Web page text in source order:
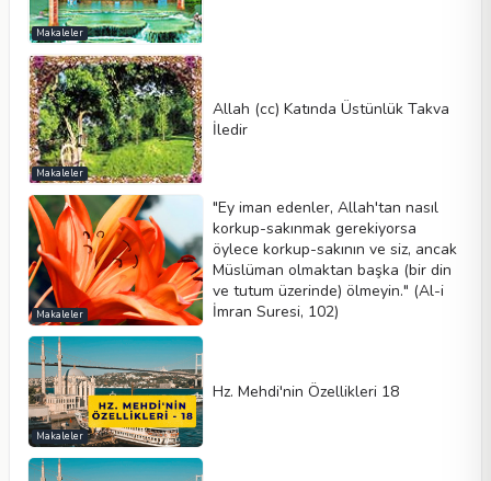
Makaleler
Makaleler
Allah (cc) Katında Üstünlük Takva
İledir
Makaleler
"Ey iman edenler, Allah'tan nasıl
korkup-sakınmak gerekiyorsa
öylece korkup-sakının ve siz, ancak
Müslüman olmaktan başka (bir din
ve tutum üzerinde) ölmeyin." (Al-i
İmran Suresi, 102)
Makaleler
Hz. Mehdi'nin Özellikleri 18